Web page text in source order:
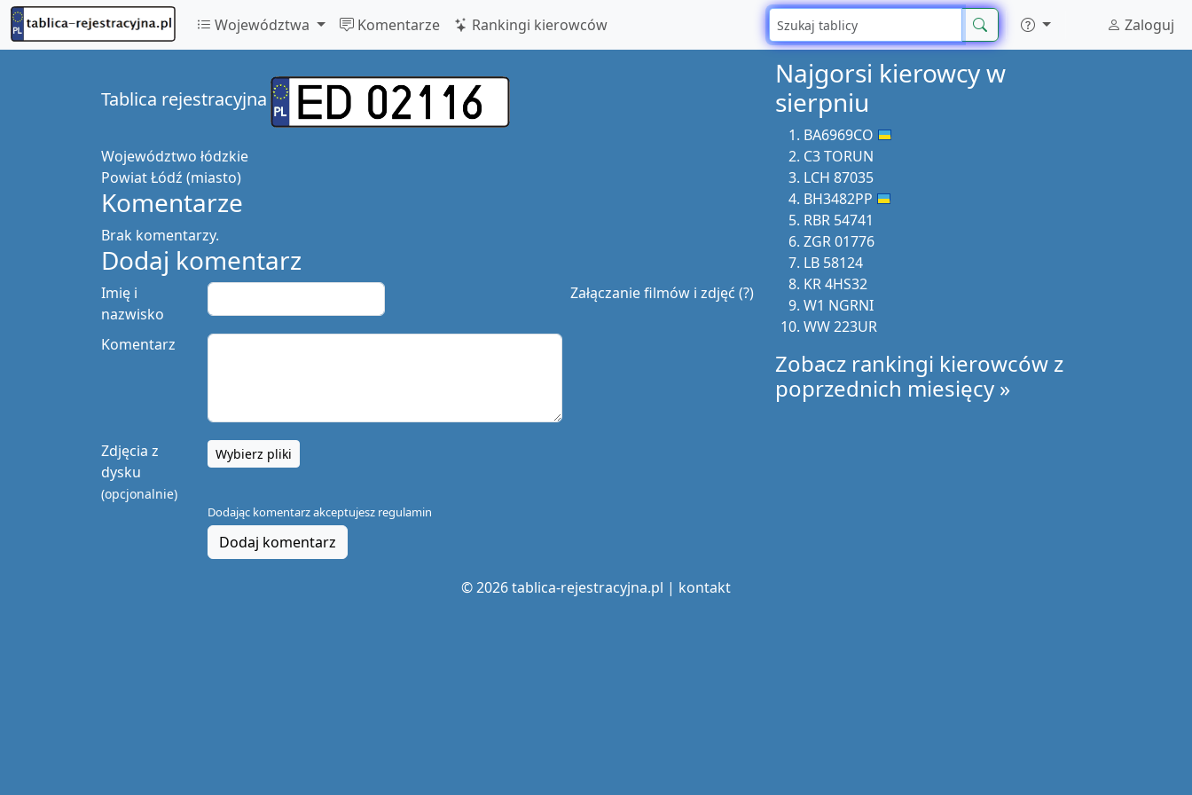
Województwa Komentarze Rankingi kierowców Zaloguj
Tablica rejestracyjna
Województwo łódzkie
PowiatŁódź (miasto)
Komentarze
Brak komentarzy.
Dodaj komentarz
Załączanie filmów i zdjęć (?)
Imię i
nazwisko
Komentarz
Zdjęcia z
dysku
(opcjonalnie)
Wybierz pliki
Dodając komentarz akceptujesz regulamin
Dodaj komentarz
Najgorsi kierowcy w
sierpniu
BA6969CO
C3 TORUN
LCH 87035
BH3482PP
RBR 54741
ZGR 01776
LB 58124
KR 4HS32
W1 NGRNI
WW 223UR
Zobacz rankingi kierowców z
poprzednich miesięcy »
© 2026 tablica-rejestracyjna.pl | kontakt